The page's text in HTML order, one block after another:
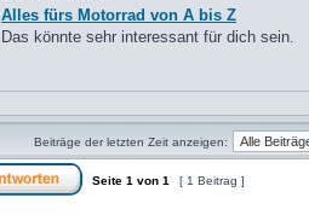
Alles fürs Motorrad von A bis Z
Das könnte sehr interessant für dich sein.
Beiträge der letzten Zeit anzeigen:
Seite 1 von 1 [ 1 Beitrag ]